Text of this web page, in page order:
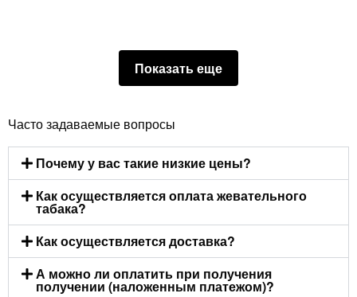
Показать еще
Часто задаваемые вопросы
Почему у вас такие низкие цены?
Как осуществляется оплата жевательного
табака?
Как осуществляется доставка?
А можно ли оплатить при получения
получении (наложенным платежом)?